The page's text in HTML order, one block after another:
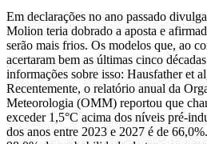
Em declarações no ano passado
Molion teria dobrado a aposta e
serão mais frios. Os modelos que, ao
acertaram bem as últimas cinco
informações sobre isso: Hausfather et
Recentemente, o relatório anual da
Meteorologia (OMM) reportou que
exceder 1,5°C acima dos níveis pré-
dos anos entre 2023 e 2027 é de